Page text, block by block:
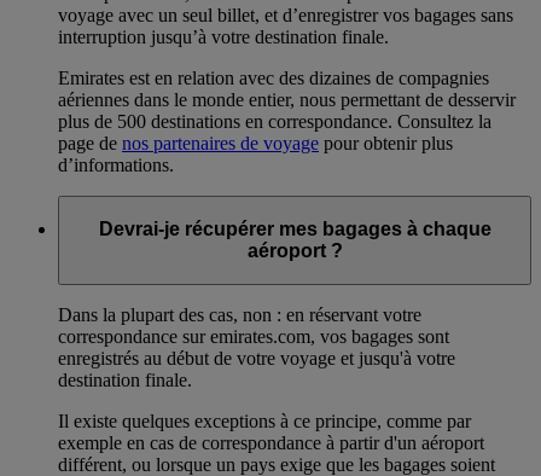
voyage avec un seul billet, et d’enregistrer vos bagages sans
interruption jusqu’à votre destination finale.
Emirates est en relation avec des dizaines de compagnies
aériennes dans le monde entier, nous permettant de desservir
plus de 500 destinations en correspondance. Consultez la
page de nos partenaires de voyage pour obtenir plus
d’informations.
Devrai-je récupérer mes bagages à chaque
aéroport ?
Dans la plupart des cas, non : en réservant votre
correspondance sur emirates.com, vos bagages sont
enregistrés au début de votre voyage et jusqu'à votre
destination finale.
Il existe quelques exceptions à ce principe, comme par
exemple en cas de correspondance à partir d'un aéroport
différent, ou lorsque un pays exige que les bagages soient